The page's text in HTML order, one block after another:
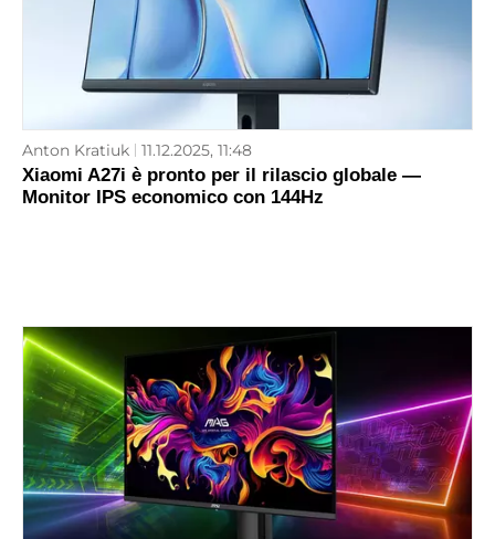
Anton Kratiuk 11.12.2025, 11:48
Xiaomi A27i è pronto per il rilascio globale —
Monitor IPS economico con 144Hz